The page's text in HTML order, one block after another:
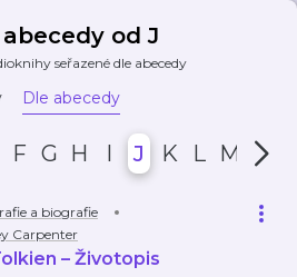
od J
seřazené dle abecedy
Dle abecedy
F G H I J K L M N
a biografie
Carpenter
– Životopis